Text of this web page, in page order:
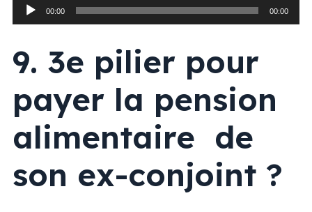
Lecteur
00:00 00:00
9. 3e pilier pour
payer la pension
alimentaire de
son ex-conjoint ?